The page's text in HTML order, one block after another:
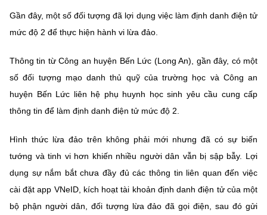
Gần đây, một số đối tượng đã lợi dụng việc làm định danh điện tử
mức độ 2 để thực hiện hành vi lừa đảo.
Thông tin từ Công an huyện Bến Lức (Long An), gần đây, có một
số đối tượng mạo danh thủ quỹ của trường học và Công an
huyện Bến Lức liên hệ phụ huynh học sinh yêu cầu cung cấp
thông tin để làm định danh điện tử mức độ 2.
Hình thức lừa đảo trên không phải mới nhưng đã có sự biến
tướng và tinh vi hơn khiến nhiều người dân vẫn bị sập bẫy. Lợi
dụng sự nắm bắt chưa đầy đủ các thông tin liên quan đến việc
cài đặt app VNeID, kích hoạt tài khoản định danh điện tử của một
bộ phận người dân, đối tượng lừa đảo đã gọi điện, sau đó gửi